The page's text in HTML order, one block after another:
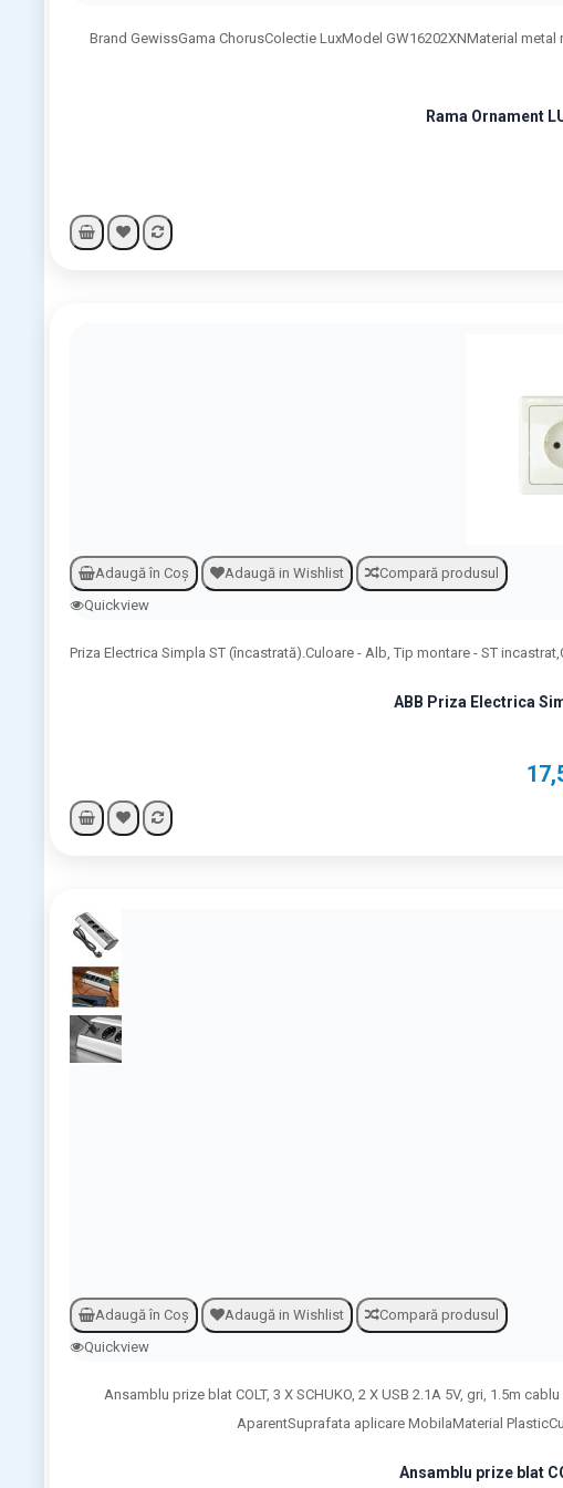
Rama Ornament
Brand GewissGama ChorusColectie LuxModel GW16202XNMaterial
Adaugă în Coş Adaugă in Wishlist
Compară produsul
Quickview
ABB Priza Electrica
Priza Electrica Simpla ST (încastrată).Culoare - Alb, Tip montare - ST
Adaugă în Coş Adaugă in Wishlist
Compară produsul
Quickview
Ansamblu prize blat
Ansamblu prize blat COLT, 3 X SCHUKO, 2 X USB 2.1A 5V, gri, 1.5m
AparentSuprafata aplicare MobilaMaterial